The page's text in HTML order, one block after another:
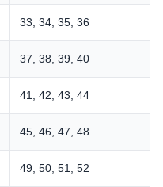
33, 34, 35, 36
37, 38, 39, 40
41, 42, 43, 44
45, 46, 47, 48
49, 50, 51, 52